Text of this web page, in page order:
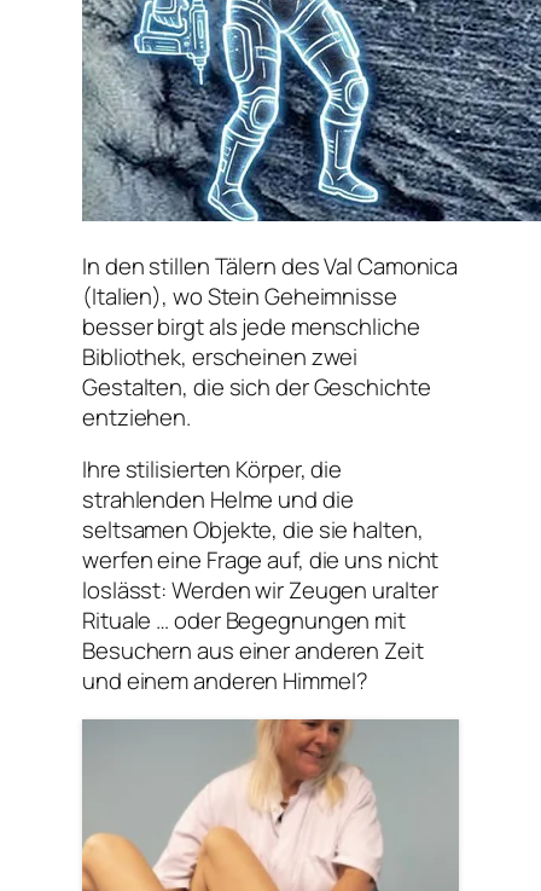
In den stillen Tälern des Val Camonica
(Italien), wo Stein Geheimnisse
besser birgt als jede menschliche
Bibliothek, erscheinen zwei
Gestalten, die sich der Geschichte
entziehen.
Ihre stilisierten Körper, die
strahlenden Helme und die
seltsamen Objekte, die sie halten,
werfen eine Frage auf, die uns nicht
loslässt: Werden wir Zeugen uralter
Rituale … ​​oder Begegnungen mit
Besuchern aus einer anderen Zeit
und einem anderen Himmel?